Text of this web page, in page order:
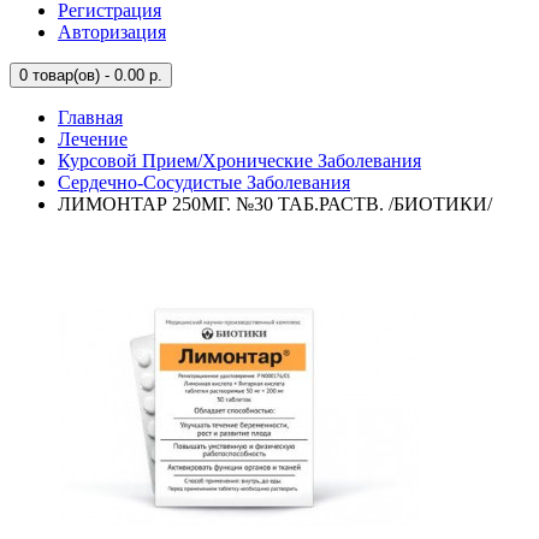
Регистрация
Авторизация
0 товар(ов) - 0.00 р.
Главная
Лечение
Курсовой Прием/Хронические Заболевания
Сердечно-Сосудистые Заболевания
ЛИМОНТАР 250МГ. №30 ТАБ.РАСТВ. /БИОТИКИ/